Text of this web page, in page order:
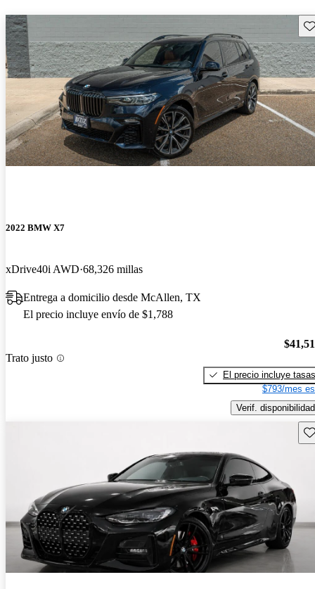
2022 BMW X7
xDrive40i AWD 68,326 millas
Entrega a domicilio desde McAllen, TX
El precio incluye envío de $1,788
Trato justo
El precio incluye tasas
$793/mes
Verif. disponibilidad